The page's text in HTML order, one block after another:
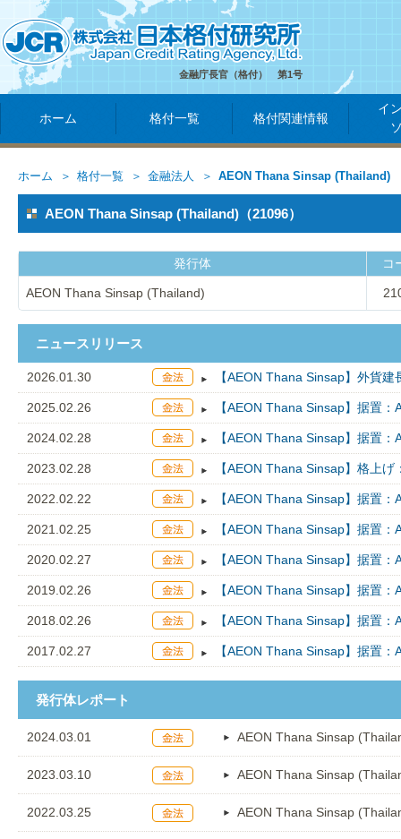
金融庁長官（格付） 第1号
ホーム 格付一覧 格付関連情報
イ
ホーム 格付一覧 金融法人 AEON Thana Sinsap (Thailand)
AEON Thana Sinsap (Thailand)（21096）
発行体 コ
AEON Thana Sinsap (Thailand)
ニュースリリース
2026.01.30 【AEON Thana Sinsap】外貨建
2025.02.26 【AEON Thana Sinsap】据置：
2024.02.28 【AEON Thana Sinsap】据置：
2023.02.28 【AEON Thana Sinsap】格上
2022.02.22 【AEON Thana Sinsap】据置：
2021.02.25 【AEON Thana Sinsap】据置：
2020.02.27 【AEON Thana Sinsap】据置：
2019.02.26 【AEON Thana Sinsap】据置：
2018.02.26 【AEON Thana Sinsap】据置：
2017.02.27 【AEON Thana Sinsap】据置：
発行体レポート
2024.03.01 AEON Thana Sinsap
2023.03.10 AEON Thana Sinsap
2022.03.25 AEON Thana Sinsap